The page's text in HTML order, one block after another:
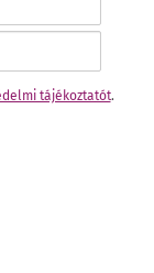
tájékoztatót.